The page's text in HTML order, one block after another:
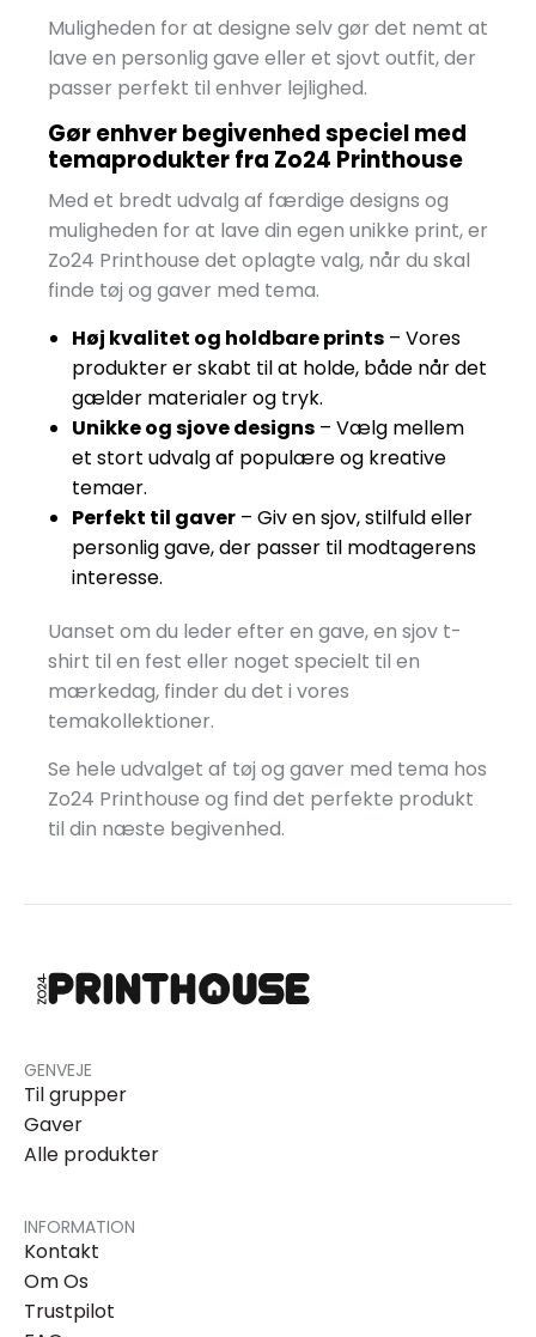
Muligheden for at designe selv gør det nemt at
lave en personlig gave eller et sjovt outfit, der
passer perfekt til enhver lejlighed.
Gør enhver begivenhed speciel med
temaprodukter fra Zo24 Printhouse
Med et bredt udvalg af færdige designs og
muligheden for at lave din egen unikke print, er
Zo24 Printhouse det oplagte valg, når du skal
finde tøj og gaver med tema.
Høj kvalitet og holdbare prints – Vores
produkter er skabt til at holde, både når det
gælder materialer og tryk.
Unikke og sjove designs – Vælg mellem
et stort udvalg af populære og kreative
temaer.
Perfekt til gaver – Giv en sjov, stilfuld eller
personlig gave, der passer til modtagerens
interesse.
Uanset om du leder efter en gave, en sjov t-
shirt til en fest eller noget specielt til en
mærkedag, finder du det i vores
temakollektioner.
Se hele udvalget af tøj og gaver med tema hos
Zo24 Printhouse og find det perfekte produkt
til din næste begivenhed.
GENVEJE
Til grupper
Gaver
Alle produkter
INFORMATION
Kontakt
Om Os
Trustpilot